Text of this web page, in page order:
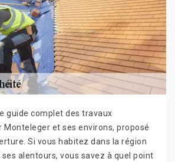
guide complet des travaux
et ses environs, proposé
Si vous habitez dans la région
alentours, vous savez à quel point